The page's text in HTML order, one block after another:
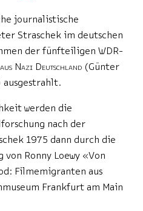
journalistische
Straschek im deutschen
der fünfteiligen WDR-
Nazi Deutschland (Günter
ausgestrahlt.
werden die
nach der
1975 dann durch die
Ronny Loewy «Von
Filmemigranten aus
Frankfurt am Main